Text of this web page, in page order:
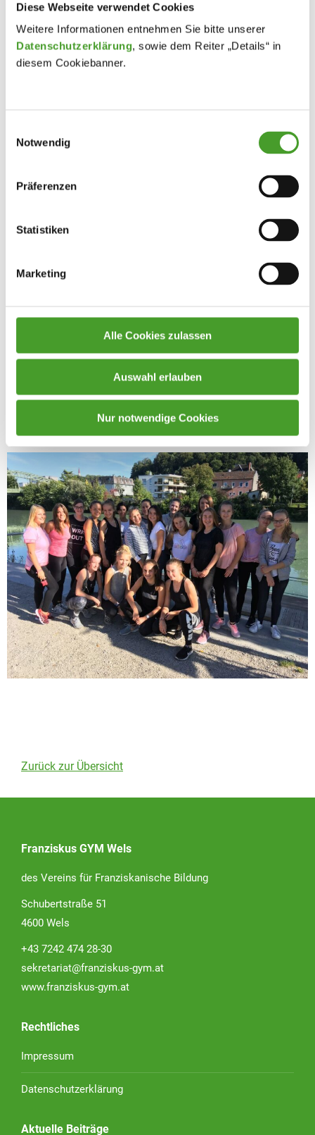
Diese Webseite verwendet Cookies
Weitere Informationen entnehmen Sie bitte unserer
Datenschutzerklärung, sowie dem Reiter „Details“ in
diesem Cookiebanner.
Notwendig
Präferenzen
Statistiken
Marketing
Alle Cookies zulassen
Auswahl erlauben
Nur notwendige Cookies
Zurück zur Übersicht
Franziskus GYM Wels
des Vereins für Franziskanische Bildung
Schubertstraße 51
4600 Wels
+43 7242 474 28-30
sekretariat@franziskus-gym.at
www.franziskus-gym.at
Rechtliches
Impressum
Datenschutzerklärung
Aktuelle Beiträge